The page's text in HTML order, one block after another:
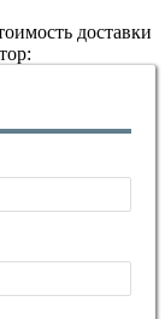
доставки